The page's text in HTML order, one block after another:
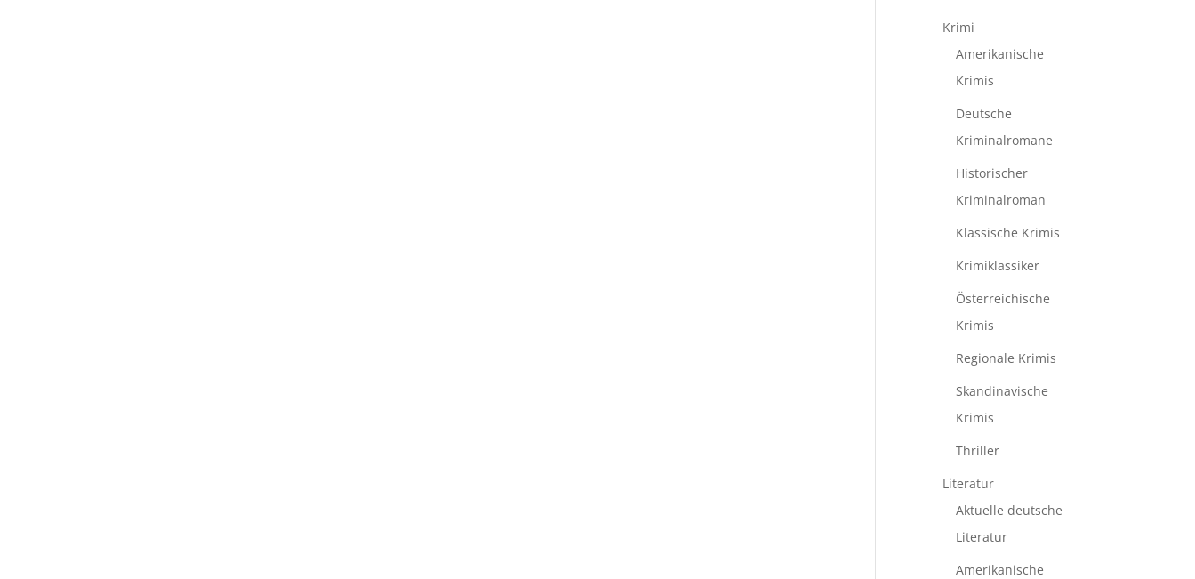
Krimi
Amerikanische
Krimis
Deutsche
Kriminalromane
Historischer
Kriminalroman
Klassische Krimis
Krimiklassiker
Österreichische
Krimis
Regionale Krimis
Skandinavische
Krimis
Thriller
Literatur
Aktuelle deutsche
Literatur
Amerikanische